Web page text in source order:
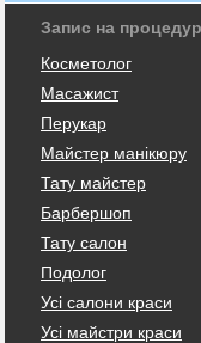
Запис на
Косметолог
Масажист
Перукар
Майстер манікюру
Тату майстер
Барбершоп
Тату салон
Подолог
Усі салони краси
Усі майстри краси